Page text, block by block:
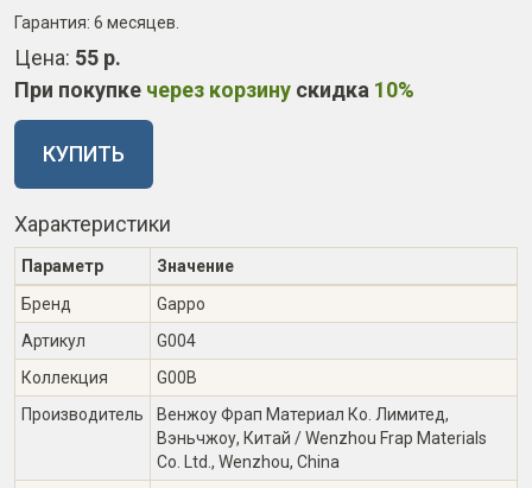
Гарантия: 6 месяцев
Цена: 55 р.
При покупке через корзину скидка 10%
КУПИТЬ
Характеристики
Параметр
Значение
Бренд
Gappo
Артикул
G004
Коллекция
G00B
Производитель
Венжоу Фрап Материал Ко. Лимитед,
Вэньчжоу, Китай / Wenzhou Frap Materials
Co. Ltd., Wenzhou, China